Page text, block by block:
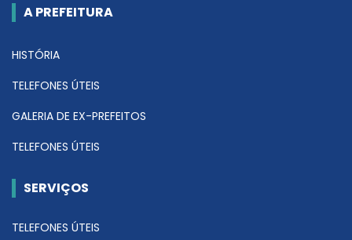
A PREFEITURA
HISTÓRIA
TELEFONES ÚTEIS
GALERIA DE EX-PREFEITOS
TELEFONES ÚTEIS
SERVIÇOS
TELEFONES ÚTEIS